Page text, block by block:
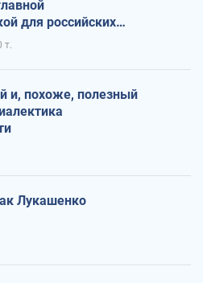
для российских
т.
и, похоже, полезный
Лукашенко